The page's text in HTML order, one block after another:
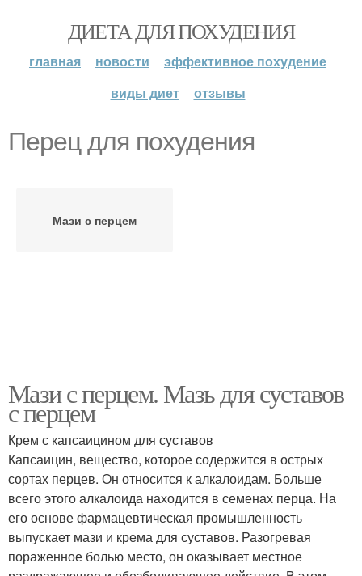
ДИЕТА ДЛЯ ПОХУДЕНИЯ
главная новости
эффективное похудение
виды диет
отзывы
Перец для похудения
Мази с перцем
Мази с перцем. Мазь для суставов
с перцем
Крем с капсаицином для суставов
Капсаицин, вещество, которое содержится в острых
сортах перцев. Он относится к алкалоидам. Больше
всего этого алкалоида находится в семенах перца. На
его основе фармацевтическая промышленность
выпускает мази и крема для суставов. Разогревая
пораженное болью место, он оказывает местное